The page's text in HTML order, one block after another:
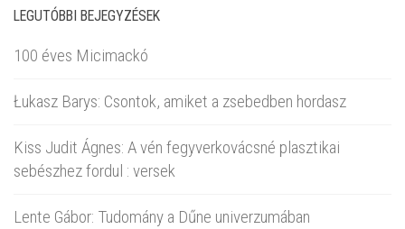
LEGUTÓBBI BEJEGYZÉSEK
100 éves Micimackó
Łukasz Barys: Csontok, amiket a zsebedben hordasz
Kiss Judit Ágnes: A vén fegyverkovácsné plasztikai
sebészhez fordul : versek
Lente Gábor: Tudomány a Dűne univerzumában